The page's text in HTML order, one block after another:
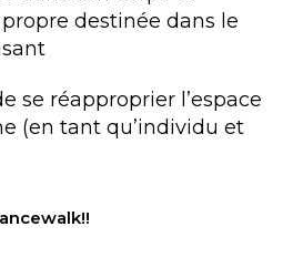
destinée dans le
se réapproprier l’espace
(en tant qu’individu et